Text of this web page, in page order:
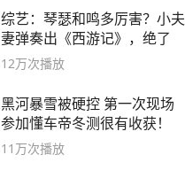
综艺：琴瑟和鸣多厉害？小夫
妻弹奏出《西游记》，绝了
12万次播放
黑河暴雪被硬控 第一次现场
参加懂车帝冬测很有收获！
11万次播放